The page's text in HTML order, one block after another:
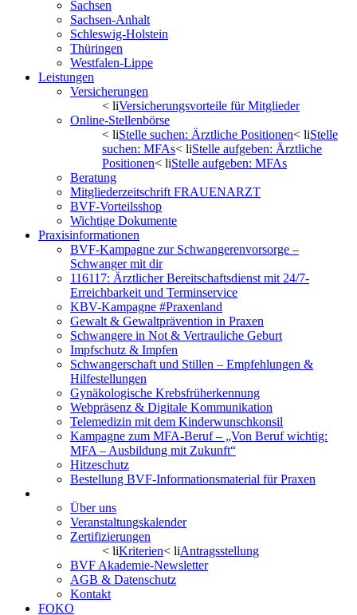
Sachsen
Sachsen-Anhalt
Schleswig-Holstein
Thüringen
Westfalen-Lippe
Leistungen
Versicherungen
< liVersicherungsvorteile für Mitglieder
Online-Stellenbörse
< liStelle suchen: Ärztliche Positionen< liStelle
suchen: MFAs< liStelle aufgeben: Ärztliche
Positionen< liStelle aufgeben: MFAs
Beratung
Mitgliederzeitschrift FRAUENARZT
BVF-Vorteilsshop
Wichtige Dokumente
Praxisinformationen
BVF-Kampagne zur Schwangerenvorsorge –
Schwanger mit dir
116117: Ärztlicher Bereitschaftsdienst mit 24/7-
Erreichbarkeit und Terminservice
KBV-Kampagne #Praxenland
Gewalt & Gewaltprävention in Praxen
Schwangere in Not & Vertrauliche Geburt
Impfschutz & Impfen
Schwangerschaft und Stillen – Empfehlungen &
Hilfestellungen
Gynäkologische Krebsfrüherkennung
Webpräsenz & Digitale Kommunikation
Telemedizin mit dem Kinderwunschkonsil
Kampagne zum MFA-Beruf – „Von Beruf wichtig:
MFA – Ausbildung mit Zukunft“
Hitzeschutz
Bestellung BVF-Informationsmaterial für Praxen
Über uns
Veranstaltungskalender
Zertifizierungen
< liKriterien< liAntragsstellung
BVF Akademie-Newsletter
AGB & Datenschutz
Kontakt
FOKO